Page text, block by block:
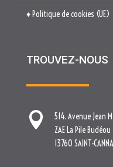
♦ Politique de cookies (UE)
TROUVEZ-NOUS

514. Avenue Jean
ZAE La Pile Budéou
13760 SAINT-